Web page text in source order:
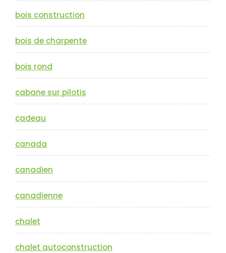
bois construction
bois de charpente
bois rond
cabane sur pilotis
cadeau
canada
canadien
canadienne
chalet
chalet autoconstruction